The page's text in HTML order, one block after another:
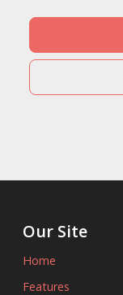
Our Site
Home
Features